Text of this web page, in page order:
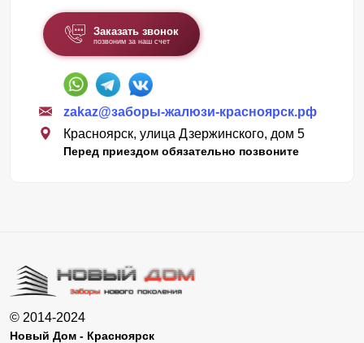
Заказать звонок
позвоним за наш счет
zakaz@заборы-жалюзи-красноярск.рф
Красноярск, улица Дзержинского, дом 5
Перед приездом обязательно позвоните
© 2014-2024
Новый Дом - Красноярск